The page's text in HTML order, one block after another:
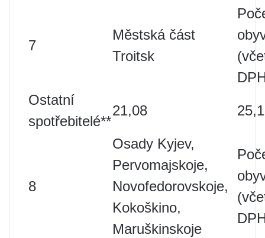
7
Městská část
Troitsk
Ostatní
spotřebitelé**
21,08
8
Osady Kyjev,
Pervomajskoje,
Novofedorovskoje,
Kokoškino,
Maruškinskoje